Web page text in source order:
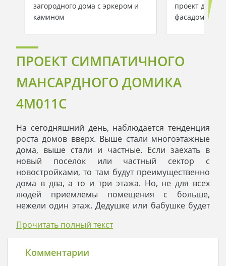
загородного дома с эркером и
камином
проект дома
фасадом
ПРОЕКТ СИМПАТИЧНОГО
МАНСАРДНОГО ДОМИКА
4M011C
На сегодняшний день, наблюдается тенденция
роста домов вверх. Выше стали многоэтажные
дома, выше стали и частные. Если заехать в
новый поселок или частный сектор с
новостройками, то там будут преимущественно
дома в два, а то и три этажа. Но, не для всех
людей приемлемы помещения с больше,
нежели один этаж. Дедушке или бабушке будет
по лестнице. Не нужна она и малышам, которые
Идеальным решением станет одноэтажный дом.
На первом этаже дома 4М011С расположились
Прочитать полный текст
Комментарии